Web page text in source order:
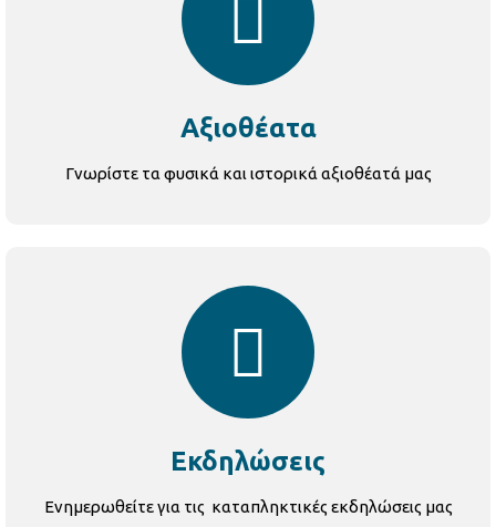
Αξιοθέατα
Γνωρίστε τα φυσικά και ιστορικά αξιοθέατά μας
Εκδηλώσεις
Ενημερωθείτε για τις καταπληκτικές εκδηλώσεις μας